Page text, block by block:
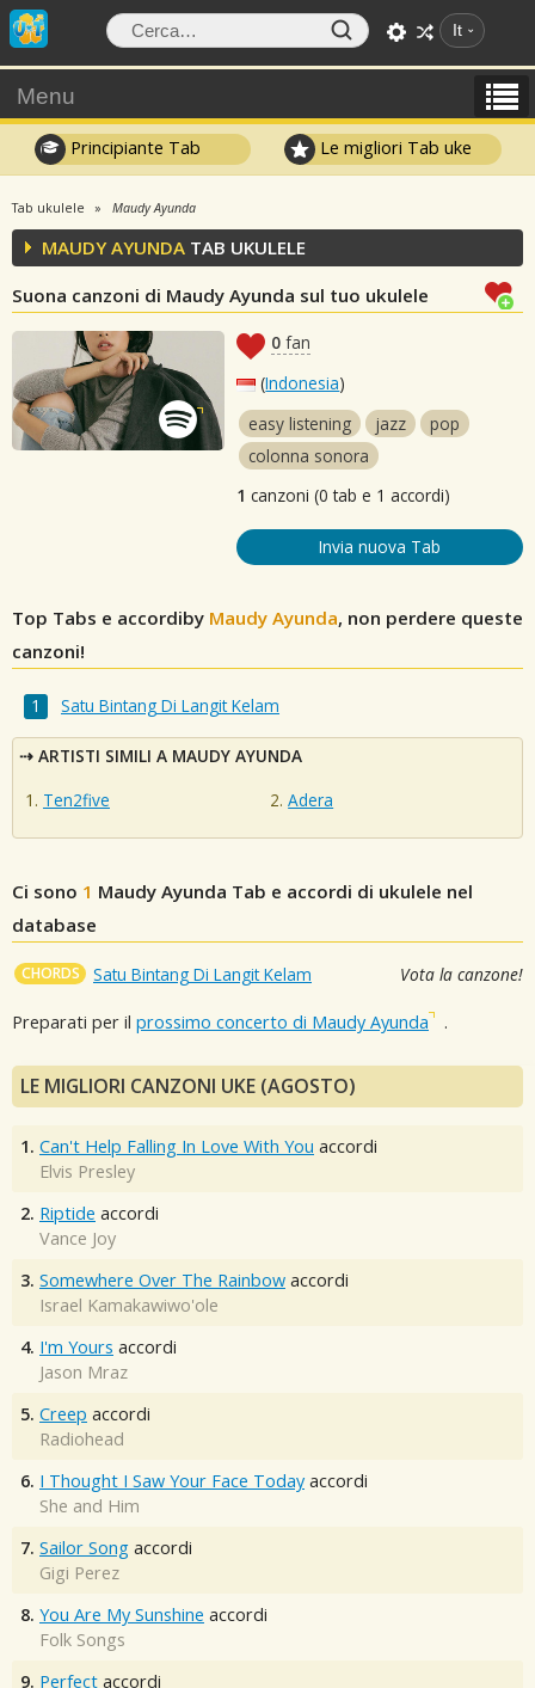
It
Menu
Principiante Tab Le migliori Tab uke
Tab ukulele Maudy Ayunda
MAUDY AYUNDA TAB UKULELE
Suona canzoni di Maudy Ayunda sul tuo ukulele
0 fan
(Indonesia)
easy listening
jazz
pop
colonna sonora
1 canzoni (0 tab e 1 accordi)
Invia nuova Tab
Top Tabs e accordiby Maudy Ayunda, non perdere queste
canzoni!
Satu Bintang Di Langit Kelam
ARTISTI SIMILI A MAUDY AYUNDA
Ten2five
Adera
Ci sono 1 Maudy Ayunda Tab e accordi di ukulele nel
database
CHORDS Satu Bintang Di Langit Kelam Vota la canzone!
Preparati per il prossimo concerto di Maudy Ayunda .
LE MIGLIORI CANZONI UKE (AGOSTO)
1. Can't Help Falling In Love With You accordi
Elvis Presley
2. Riptide accordi
Vance Joy
3. Somewhere Over The Rainbow accordi
Israel Kamakawiwo'ole
4. I'm Yours accordi
Jason Mraz
5. Creep accordi
Radiohead
6. I Thought I Saw Your Face Today accordi
She and Him
7. Sailor Song accordi
Gigi Perez
8. You Are My Sunshine accordi
Folk Songs
9. Perfect accordi